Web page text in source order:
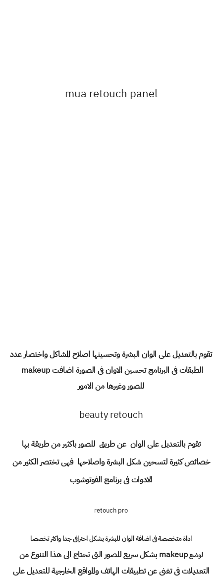
mua retouch panel
تقوم بالتعديل على الوان البشرة وتحسينها اصلاح المشاكل واختصار عدد
للصور وغيرها من الامور
beauty retouch
تقوم بالتعديل على الوان عن طريق للصور باكثير من طريقة بها
خصائص كثيرة لتسحين شكل البشرة واصلاحها فهى تختصر الكثير من
الادوات فى برنامج الفوتوشوب
retouch pro
اداة متخصصة فى اضافة الوان للبشرة بشكل احترافى جدا واكثر تخصصا
لوضع
makeup بشكل سريع للصور التى تحتاج الى هذا الننوع من
التعديلات فى تغنى عن تطبيقات الهاتف والمواقع الخارجية للتعديل على